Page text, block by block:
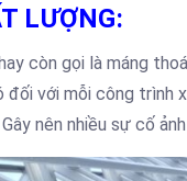
LƯỢNG:
còn gọi là máng
đối với mỗi công trình
nên nhiều sự cố